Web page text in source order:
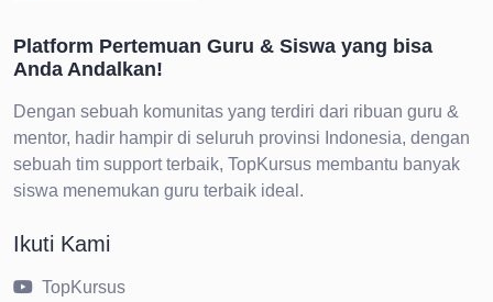
Platform Pertemuan Guru & Siswa yang bisa
Anda Andalkan!
Dengan sebuah komunitas yang terdiri dari ribuan guru &
mentor, hadir hampir di seluruh provinsi Indonesia, dengan
sebuah tim support terbaik, TopKursus membantu banyak
siswa menemukan guru terbaik ideal.
Ikuti Kami
TopKursus